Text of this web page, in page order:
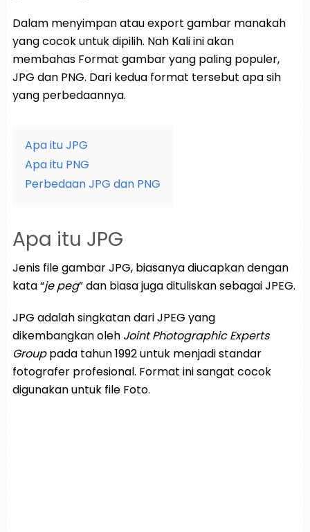
Dalam menyimpan atau export gambar manakah
yang cocok untuk dipilih. Nah Kali ini akan
membahas Format gambar yang paling populer,
JPG dan PNG. Dari kedua format tersebut apa sih
yang perbedaannya.
Apa itu JPG
Apa itu PNG
Perbedaan JPG dan PNG
Apa itu JPG
Jenis file gambar JPG, biasanya diucapkan dengan
kata “je peg” dan biasa juga dituliskan sebagai JPEG.
JPG adalah singkatan dari JPEG yang
dikembangkan oleh Joint Photographic Experts
Grouppada tahun 1992 untuk menjadi standar
fotografer profesional. Format ini sangat cocok
digunakan untuk file Foto.